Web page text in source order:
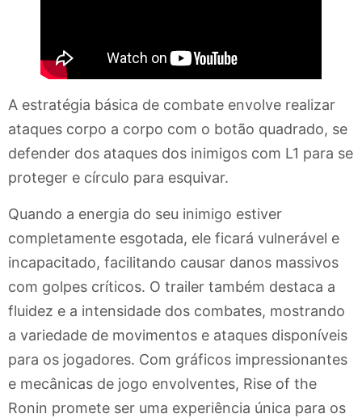
A estratégia básica de combate envolve realizar
ataques corpo a corpo com o botão quadrado, se
defender dos ataques dos inimigos com L1 para se
proteger e círculo para esquivar.
Quando a energia do seu inimigo estiver
completamente esgotada, ele ficará vulnerável e
incapacitado, facilitando causar danos massivos
com golpes críticos. O trailer também destaca a
fluidez e a intensidade dos combates, mostrando
a variedade de movimentos e ataques disponíveis
para os jogadores. Com gráficos impressionantes
e mecânicas de jogo envolventes, Rise of the
Ronin promete ser uma experiência única para os